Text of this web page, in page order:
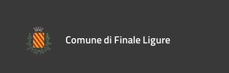
Comune di Finale Ligure